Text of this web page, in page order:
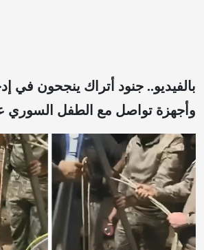
بالفيديو.. جنود أتراك ينجحون في
وأجهزة تواصل مع الطفل السوري